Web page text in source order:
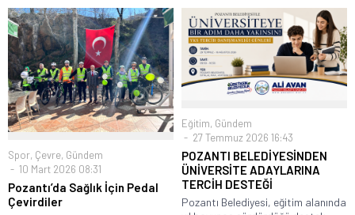
Spor, Çevre, Gündem
10 Mart 2026 08:31
Pozantı’da Sağlık İçin Pedal
Çevirdiler
Eğitim, Gündem
27 Temmuz 2026 16:43
POZANTI BELEDİYESİNDEN
ÜNİVERSİTE ADAYLARINA
TERCİH DESTEĞİ
Pozantı Belediyesi, eğitim alanında